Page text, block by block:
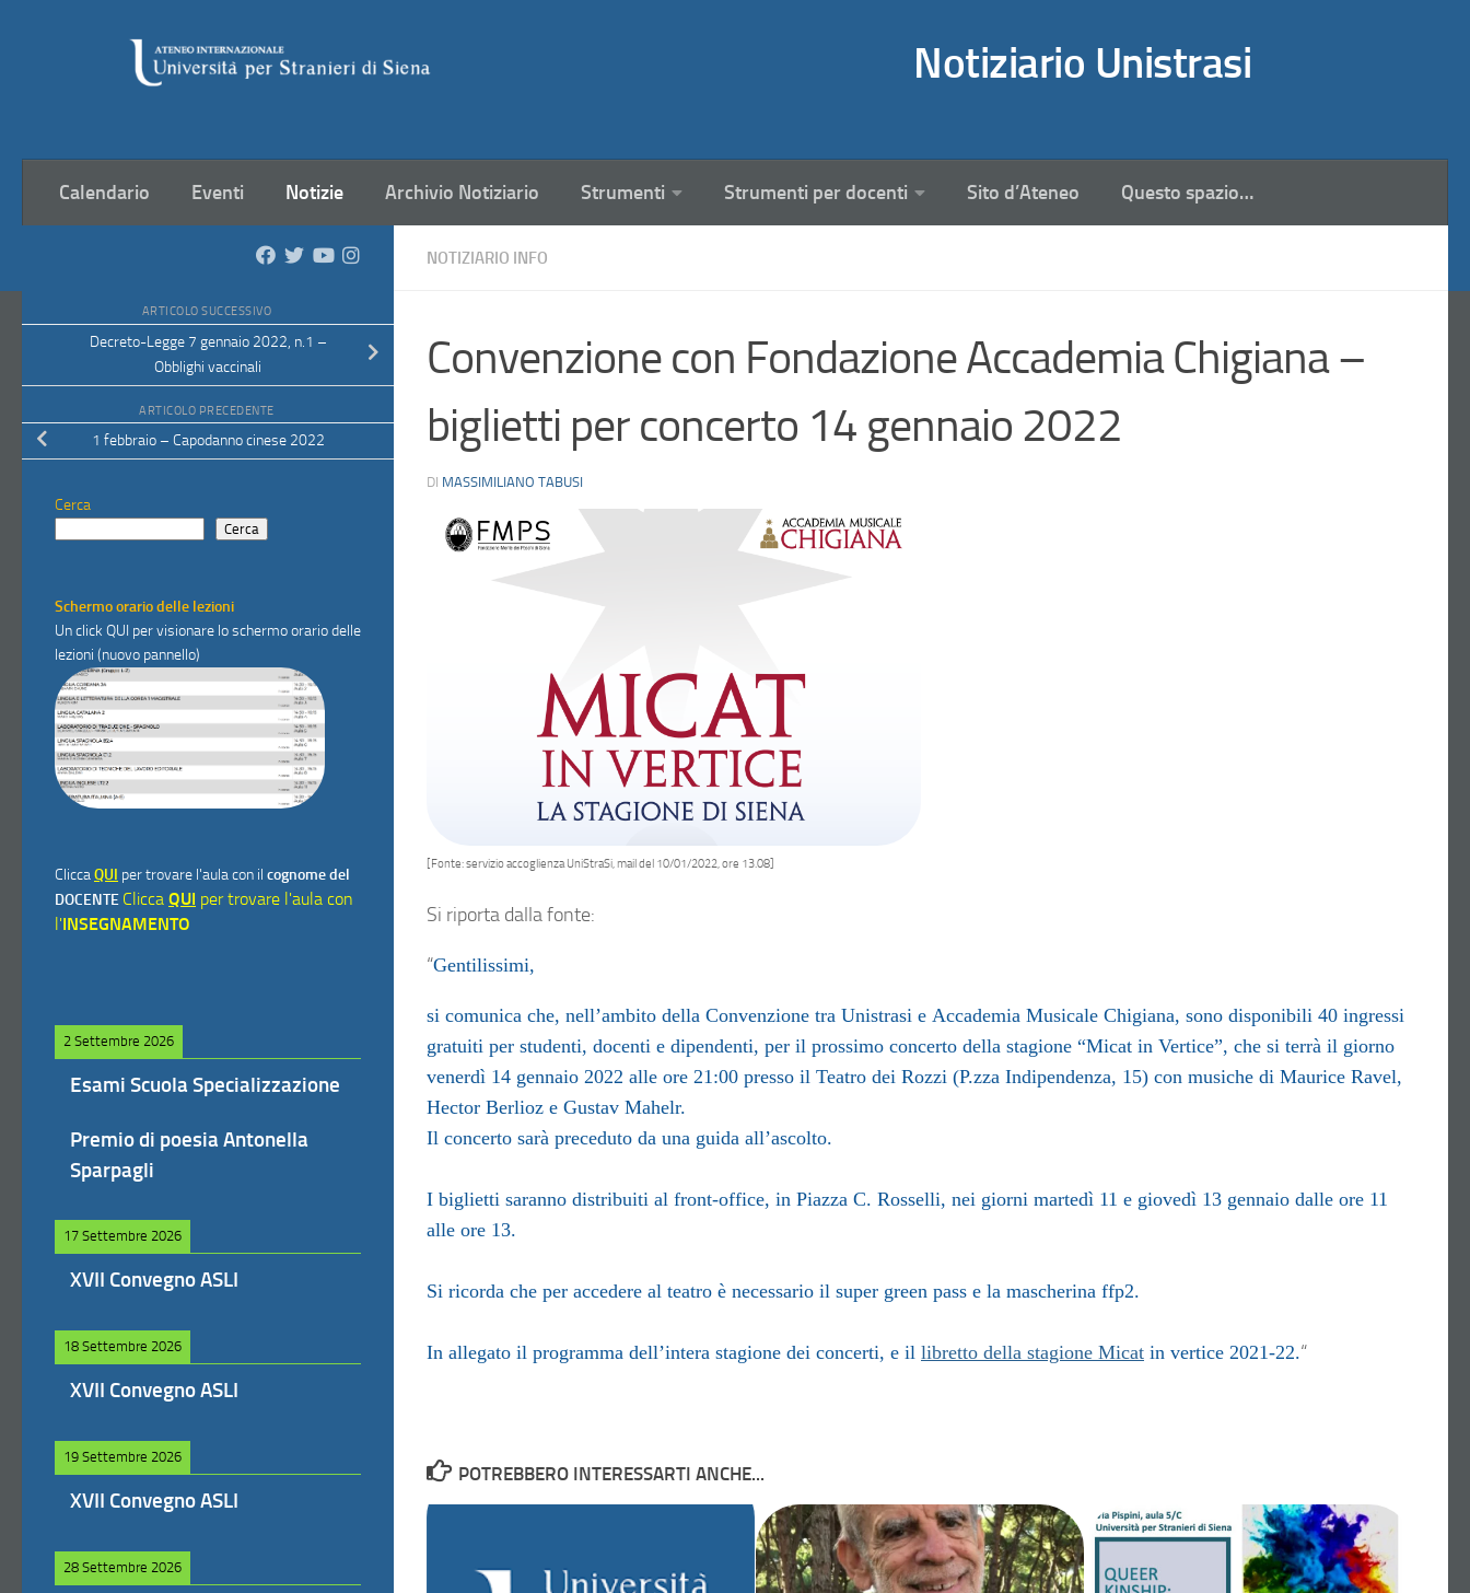
Notiziario Unistrasi
Calendario Eventi Notizie Archivio Notiziario Strumenti Strumenti per docenti Sito d’Ateneo Questo spazio…
NOTIZIARIO INFO
Convenzione con Fondazione Accademia Chigiana –
biglietti per concerto 14 gennaio 2022
DI MASSIMILIANO TABUSI
[Fonte: servizio accoglienza UniStraSi, mail del 10/01/2022, ore 13.08]
Si riporta dalla fonte:
“Gentilissimi,
si comunica che, nell’ambito della Convenzione tra Unistrasi e Accademia Musicale Chigiana, sono disponibili 40 ingressi
gratuiti per studenti, docenti e dipendenti, per il prossimo concerto della stagione “Micat in Vertice”, che si terrà il giorno
venerdì 14 gennaio 2022 alle ore 21:00 presso il Teatro dei Rozzi (P.zza Indipendenza, 15) con musiche di Maurice Ravel,
Hector Berlioz e Gustav Mahelr.
Il concerto sarà preceduto da una guida all’ascolto.
I biglietti saranno distribuiti al front-office, in Piazza C. Rosselli, nei giorni martedì 11 e giovedì 13 gennaio dalle ore 11
alle ore 13.
Si ricorda che per accedere al teatro è necessario il super green pass e la mascherina ffp2.
In allegato il programma dell’intera stagione dei concerti, e il libretto della stagione Micat in vertice 2021-22.“
POTREBBERO INTERESSARTI ANCHE...
ARTICOLO SUCCESSIVO
Decreto-Legge 7 gennaio 2022, n.1 –
Obblighi vaccinali
ARTICOLO PRECEDENTE
1 febbraio – Capodanno cinese 2022
Cerca
Cerca
Schermo orario delle lezioni
Un click QUI per visionare lo schermo orario delle
lezioni (nuovo pannello)
CliccaQUI per trovare l'aula con il cognome del
DOCENTE Clicca QUI per trovare l'aula con
l'INSEGNAMENTO
2 Settembre 2026
Esami Scuola Specializzazione
Premio di poesia Antonella
Sparpagli
17 Settembre 2026
XVII Convegno ASLI
18 Settembre 2026
XVII Convegno ASLI
19 Settembre 2026
XVII Convegno ASLI
28 Settembre 2026